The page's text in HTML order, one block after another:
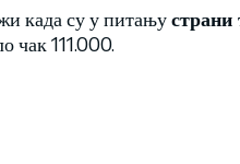
када су у питањустрани
чак 111.000.